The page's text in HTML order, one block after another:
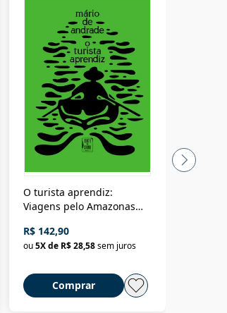
O turista aprendiz:
Viagens pelo Amazonas
até a Bolívia e por Marajó
até dizer chega
R$ 142,90
ou5X de R$ 28,58sem juros
Comprar